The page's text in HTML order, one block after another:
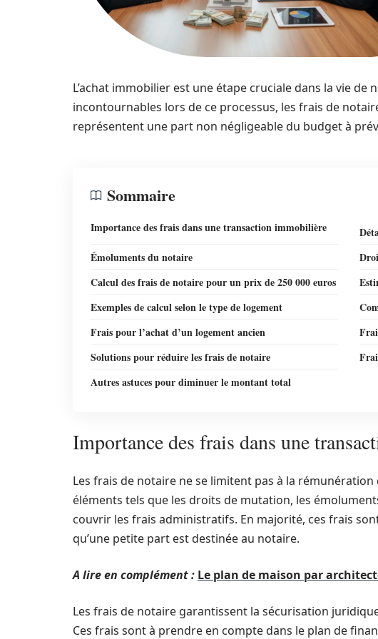
L’achat immobilier est une étape cruciale dans la vie
incontournables lors de ce processus, les frais de
représentent une part non négligeable du budget à
Sommaire
Importance des frais dans une transaction immobilière
Émoluments du notaire
Calcul des frais de notaire pour un prix de 250 000 euros
Exemples de calcul selon le type de logement
Frais pour l’achat d’un logement ancien
Solutions pour réduire les frais de notaire
Autres astuces pour diminuer le montant total
Importance des frais dans une
Les frais de notaire ne se limitent pas à la
éléments tels que les droits de mutation, les
couvrir les frais administratifs. En majorité, ces frais
qu’une petite part est destinée au notaire.
A lire en complément : Le plan de maison par
Les frais de notaire garantissent la sécurisation
Ces frais sont à prendre en compte dans le plan de